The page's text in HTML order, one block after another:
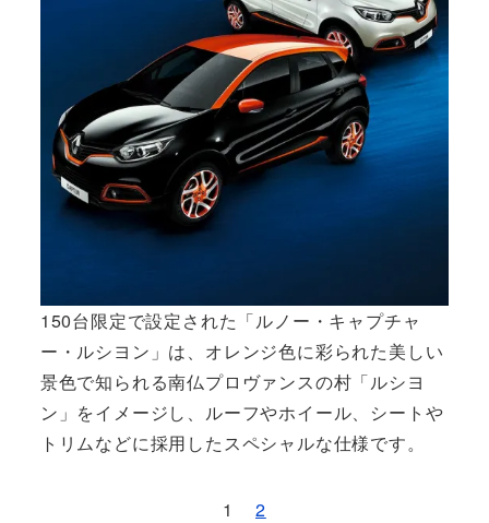
150台限定で設定された「ルノー・キャプチャ
ー・ルシヨン」は、オレンジ色に彩られた美しい
景色で知られる南仏プロヴァンスの村「ルシヨ
ン」をイメージし、ルーフやホイール、シートや
トリムなどに採用したスペシャルな仕様です。
1 2